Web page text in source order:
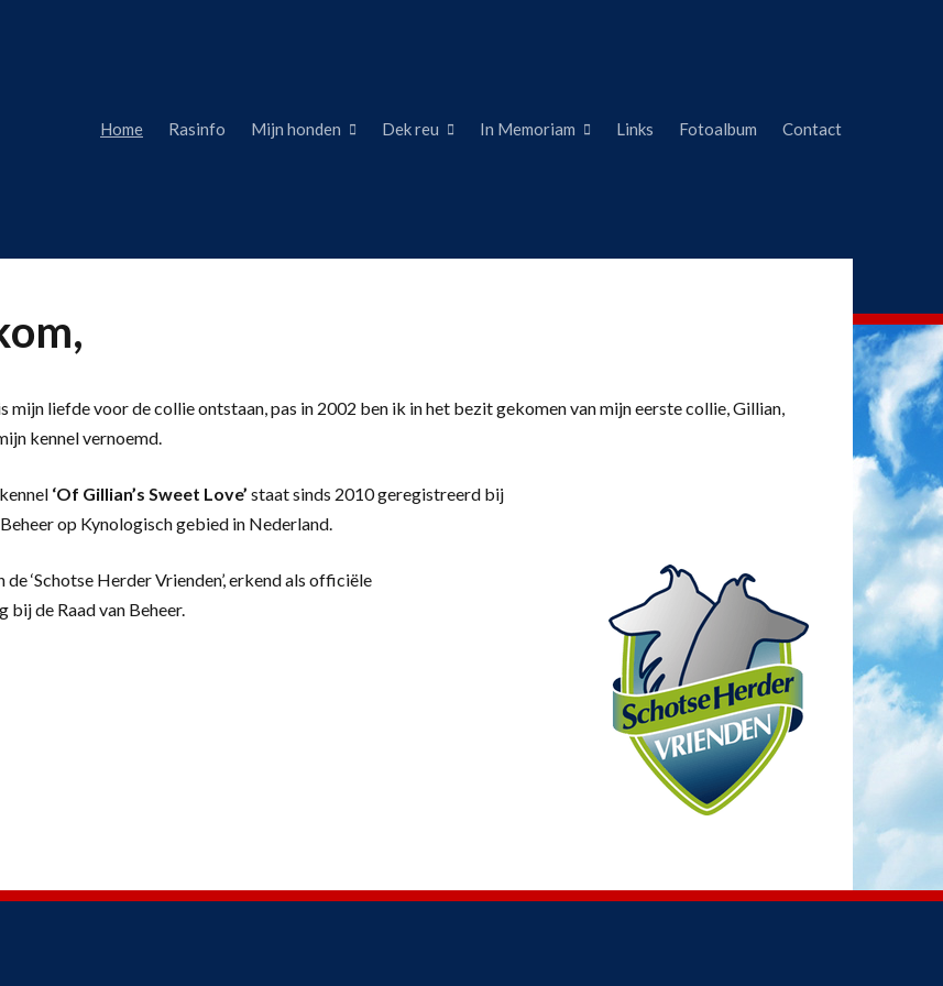
Home Rasinfo Mijn honden Dek reu In Memoriam Links Fotoalbum Contact
mijn liefde voor de collie ontstaan, pas in 2002 ben ik in het bezit gekomen van mijn eerste collie, Gillian,
kennel vernoemd.
‘Of Gillian’s Sweet Love’ staat sinds 2010 geregistreerd bij
op Kynologisch gebied in Nederland.
de ‘Schotse Herder Vrienden’, erkend als officiële
bij de Raad van Beheer.